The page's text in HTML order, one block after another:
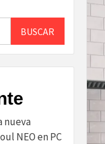
BUSCAR
nueva
NEO en PC